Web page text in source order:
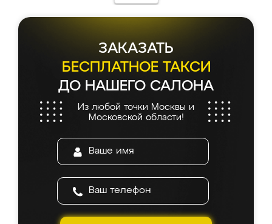
ЗАКАЗАТЬ
БЕСПЛАТНОЕ ТАКСИ
ДО НАШЕГО САЛОНА
Из любой точки Москвы и
Московской области!